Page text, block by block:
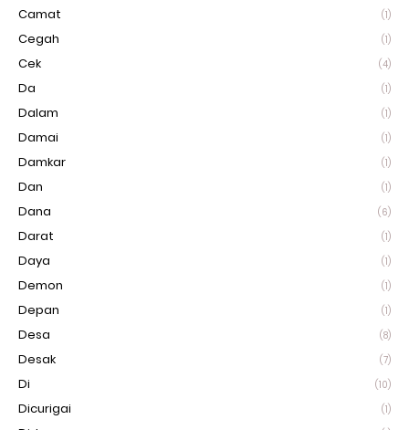
Camat (1)
Cegah (1)
Cek (4)
Da (1)
Dalam (1)
Damai (1)
Damkar (1)
Dan (1)
Dana (6)
Darat (1)
Daya (1)
Demon (1)
Depan (1)
Desa (8)
Desak (7)
Di (10)
Dicurigai (1)